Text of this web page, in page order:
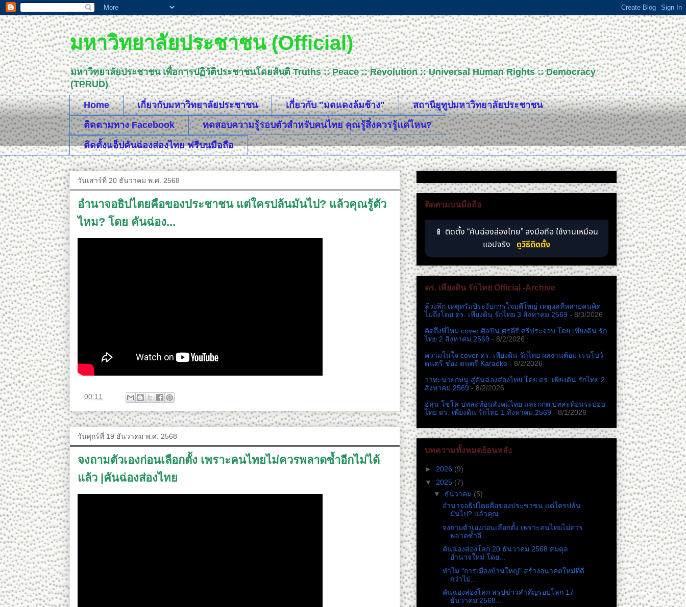
มหาวิทยาลัยประชาชน (Official)
มหาวิทยาลัยประชาชน เพื่อการปฏิวัติประชาชนโดยสันติ Truths :: Peace :: Revolution :: Universal Human Rights :: Democracy
(TPRUD)
Home เกี่ยวกับมหาวิทยาลัยประชาชน เกี่ยวกับ "มดแดงล้มช้าง"
สถานียูทูปมหาวิทยาลัยประชาชน
ติดตามทาง Facebook
ทดสอบความรู้รอบตัวสำหรับคนไทย คุณรู้สิ่งควรรู้แค่ไหน?
ติดตั้งแอ็ปคันฉ่องส่องไทย ฟรีบนมือถือ
วันเสาร์ที่ 20 ธันวาคม พ.ศ. 2568
อำนาจอธิปไตยคือของประชาชน แต่ใครปล้นมันไป? แล้วคุณรู้ตัว
ไหม? โดย คันฉ่อง...
00:11
วันศุกร์ที่ 19 ธันวาคม พ.ศ. 2568
จงถามตัวเองก่อนเลือกตั้ง เพราะคนไทยไม่ควรพลาดซ้ำอีกไม่ได้
แล้ว |คันฉ่องส่องไทย
ติดตามบนมือถือ
📱 ติดตั้ง “คันฉ่องส่องไทย” ลงมือถือ ใช้งานเหมือน
แอปจริง ดูวิธีติดตั้ง
ดร. เพียงดิน รักไทย Official -Archive
ล้วงลึก เหตุทรัมป์ระงับการโจมตีใหญ่ เหตุผลที่หลายคนคิด
ไม่ถึงโดย ดร. เพียงดิน รักไทย 3 สิงหาคม 2569 - 8/3/2026
คิดถึงพี่ไหม cover ศิลปิน ศรคีรี ศรีประจวบ โดย เพียงดิน รัก
ไทย 2 สิงหาคม 2569 - 8/2/2026
ความในใจ cover ดร. เพียงดิน รักไทย ผลงานต้อม เรนโบว์
ดนตรี ช่อง ดนตรี Karaoke - 8/2/2026
วาทะนายกหนู สู่คันฉ่องส่องไทย โดย ดร. เพียงดิน รักไทย 2
สิงหาคม 2569 - 8/2/2026
ฮลุน โซโล บทสะท้อนสังคมไทย และกกต.​บทสะท้อนระบอบ
ไทย ดร. เพียงดิน รักไทย 1 สิงหาคม 2569 - 8/1/2026
บทความทั้งหมดย้อนหลัง
► 2026 (9)
▼ 2025 (7)
▼ ธันวาคม (5)
อำนาจอธิปไตยคือของประชาชน แต่ใครปล้น
มันไป? แล้วคุณ...
จงถามตัวเองก่อนเลือกตั้ง เพราะคนไทยไม่ควร
พลาดซ้ำอี...
คันฉ่องส่องโลก 20 ธันวาคม 2568 สมดุล
อำนาจใหม่ โดย...
ทำไม "การเมืองบ้านใหญ่" สร้างอนาคตใหม่ที่ดี
กว่าไม่...
คันฉ่องส่องโลก สรุปข่าวสำคัญรอบโลก 17
ธันวาคม 2568...